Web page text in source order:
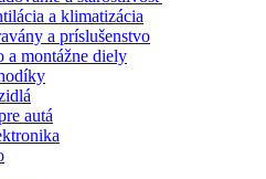
a klimatizácia
a príslušenstvo
a montážne diely
autá